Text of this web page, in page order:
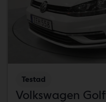
Testad
Volkswagen Golf